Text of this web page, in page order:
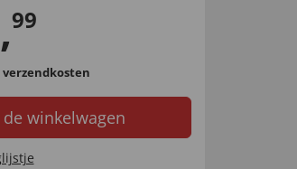
,99
de winkelwagen